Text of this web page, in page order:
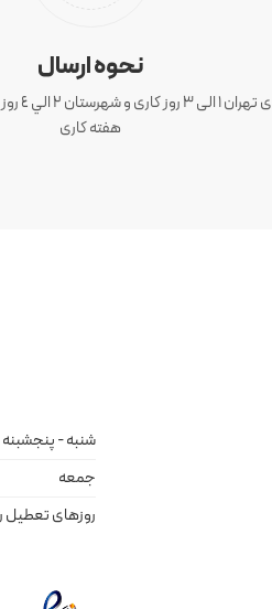
نحوه ارسال
ارسال
هفته کاری
شنبه - پنجشبنه
جمعه
روزهای